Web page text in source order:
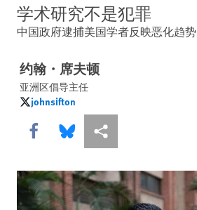
学术研究不是犯罪
中国政府逮捕美国学者反映恶化趋势
约翰・席夫顿
亚洲区倡导主任
johnsifton
johnsifton
Share this via Facebook
Share this via Bluesky
More sharing options